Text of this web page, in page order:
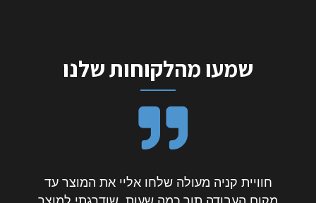
שמעו מהלקוחות שלנו
חוויית קניה מעולה שלחו אליי את המוצר עד